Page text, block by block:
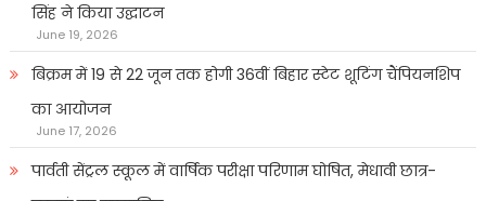
सिंह ने किया उद्घाटन
June 19, 2026
बिक्रम में 19 से 22 जून तक होगी 36वीं बिहार स्टेट शूटिंग चैंपियनशिप
का आयोजन
June 17, 2026
पार्वती सेंट्रल स्कूल में वार्षिक परीक्षा परिणाम घोषित, मेधावी छात्र-